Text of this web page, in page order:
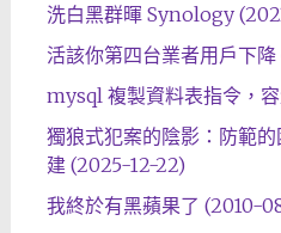
洗白黑群暉 Synology
活該你第四台業者用戶下
mysql 複製資料表指令，
獨狼式犯案的陰影：防範
建 (2025-12-22)
我終於有黑蘋果了 (2010-